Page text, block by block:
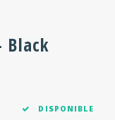
Black
DISPONIBLE